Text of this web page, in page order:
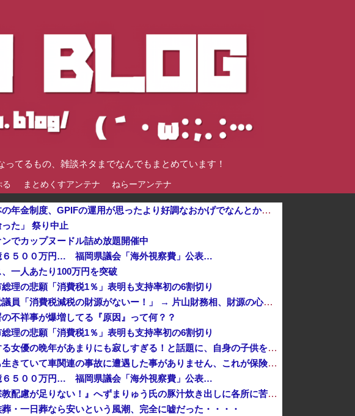
てるもの、雑談ネタまでなんでもまとめています！
る まとめくすアンテナ ねらーアンテナ
【朗報】日本の年金制度、GPIFの運用が思ったより好調なおかげでなんとかなりそう他
た」 祭り中止
ンでカップヌードル詰め放題開催中
６５００万円… 福岡県議会「海外視察費」公表…
一人あたり100万円を突破
総理の悲願「消費税1％」表明も支持率初の6割切り
【ｗ】自民党議員「消費税減税の財源がないー！」 → 片山財務相、財源の心配は１ミリもいらない！と主張 ｗｗｗｗｗｗｗｗｗｗｗｗｗｗ
の不祥事が爆増してる『原因』って何？？
総理の悲願「消費税1％」表明も支持率初の6割切り
昭和を代表する女優の晩年があまりにも寂しすぎる！と話題に、自身の子供を餓死する寸前までネグレクトした挙句……
「私は何年も生きていて車関連の事故に遭遇した事がありません、これが保険に入る必要がない答えです。任意保険入れ は押し付け」←大炎上でボコボコにｗｗｗｗｗｗｗｗｗｗｗ
６５００万円… 福岡県議会「海外視察費」公表…
【悲報】『宗教配慮が足りない！』へずまりゅう氏の豚汁炊き出しに各所に苦情殺到 → へ「保健所も容認！問題なし！」ｗｗｗｗｗｗｗｗｗｗｗｗｗｗ
葬・一日葬なら安いという風潮、完全に嘘だった・・・・